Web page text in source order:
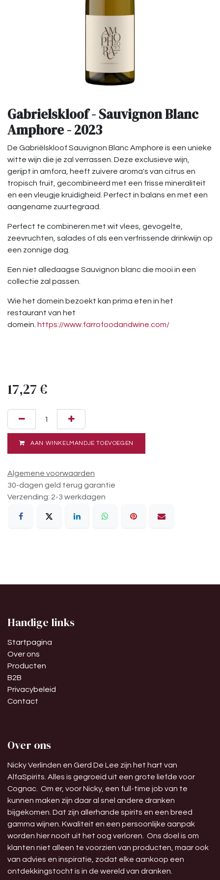
Gabrielskloof - Sauvignon Blanc
Amphore - 2023
De Gabriëlskloof Sauvignon Blanc Amphore is een unieke
witte wijn die je zal verrassen. Deze exclusieve wijn,
gerijpt in amfora, heeft zuivere aroma's van citrus en
tropisch fruit, gecombineerd met een frisse mineraliteit
en een vleugje kruidigheid. Perfect in balans en met een
aangename zuurtegraad.
Perfect te combineren met wit vlees, gevogelte,
zeevruchten, salades of als een verfrissende drinkwijn op
een zonnige dag.
Een niet alledaagse Sauvignon blanc die mooi in een
collectie zal passen.
Wie het domein bezoekt kan prima eten in het
restaurant van het
domein. https://www.farrofoodandwine.com/
17,27€
AAN WINKELMANDJE TOEVOEGEN
Algemene voorwaarden
30-dagen geld terug garantie
Verzending: 2-3 werkdagen
Handige links
Startpagina
Over ons
Producten
B2B
Privacybeleid
Contact
Over ons
Nicky Verlinden en Gerd De Lee zijn het hart van
AlfaSpirits. Alles is gegroeid uit een grote liefde voor
Cognac. Om er, voor Nicky, een full-time job van te
kunnen maken zijn daar al snel andere dranken
bijgekomen. Dat zijn allerhande spirits en een breed
gamma wijnen. Kwaliteit en een persoonlijke aanpak
worden hier nooit uit het oog verloren. Ons doel is om
klanten niet alleen te voorzien van producten, maar ook
van advies en inspiratie, zodat elke aankoop een
ontdekkingstocht is in de wereld van dranken.